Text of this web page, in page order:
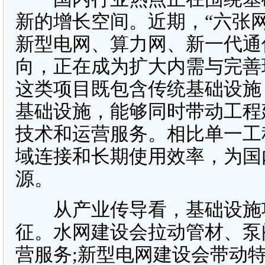
新的增长空间。近期，“六张
新型电网、算力网、新一代
向，正在成为扩大内需与完
这类项目既包含传统基础设
基础设施，能够同时带动工
技术和运营服务。相比单一
域连接和长期使用效率，为
源。
从产业传导看，基础设施
征。水网建设会拉动管材、
营服务;新型电网建设会带动